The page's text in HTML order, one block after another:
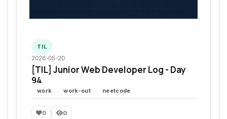
TIL
2026-05-20
[TIL] Junior Web Developer Log - Day
94
work work-out neetcode
0 0